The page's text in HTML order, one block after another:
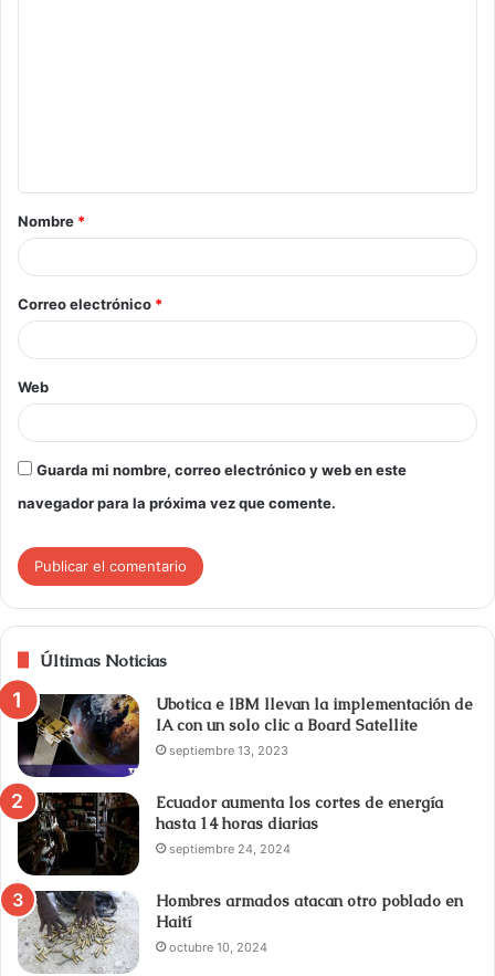
Nombre *
Correo electrónico *
Web
Guarda mi nombre, correo electrónico y web en este
navegador para la próxima vez que comente.
Últimas Noticias
Ubotica e IBM llevan la implementación de
IA con un solo clic a Board Satellite
septiembre 13, 2023
Ecuador aumenta los cortes de energía
hasta 14 horas diarias
septiembre 24, 2024
Hombres armados atacan otro poblado en
Haití
octubre 10, 2024